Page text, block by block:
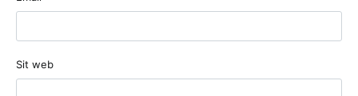
Sit web